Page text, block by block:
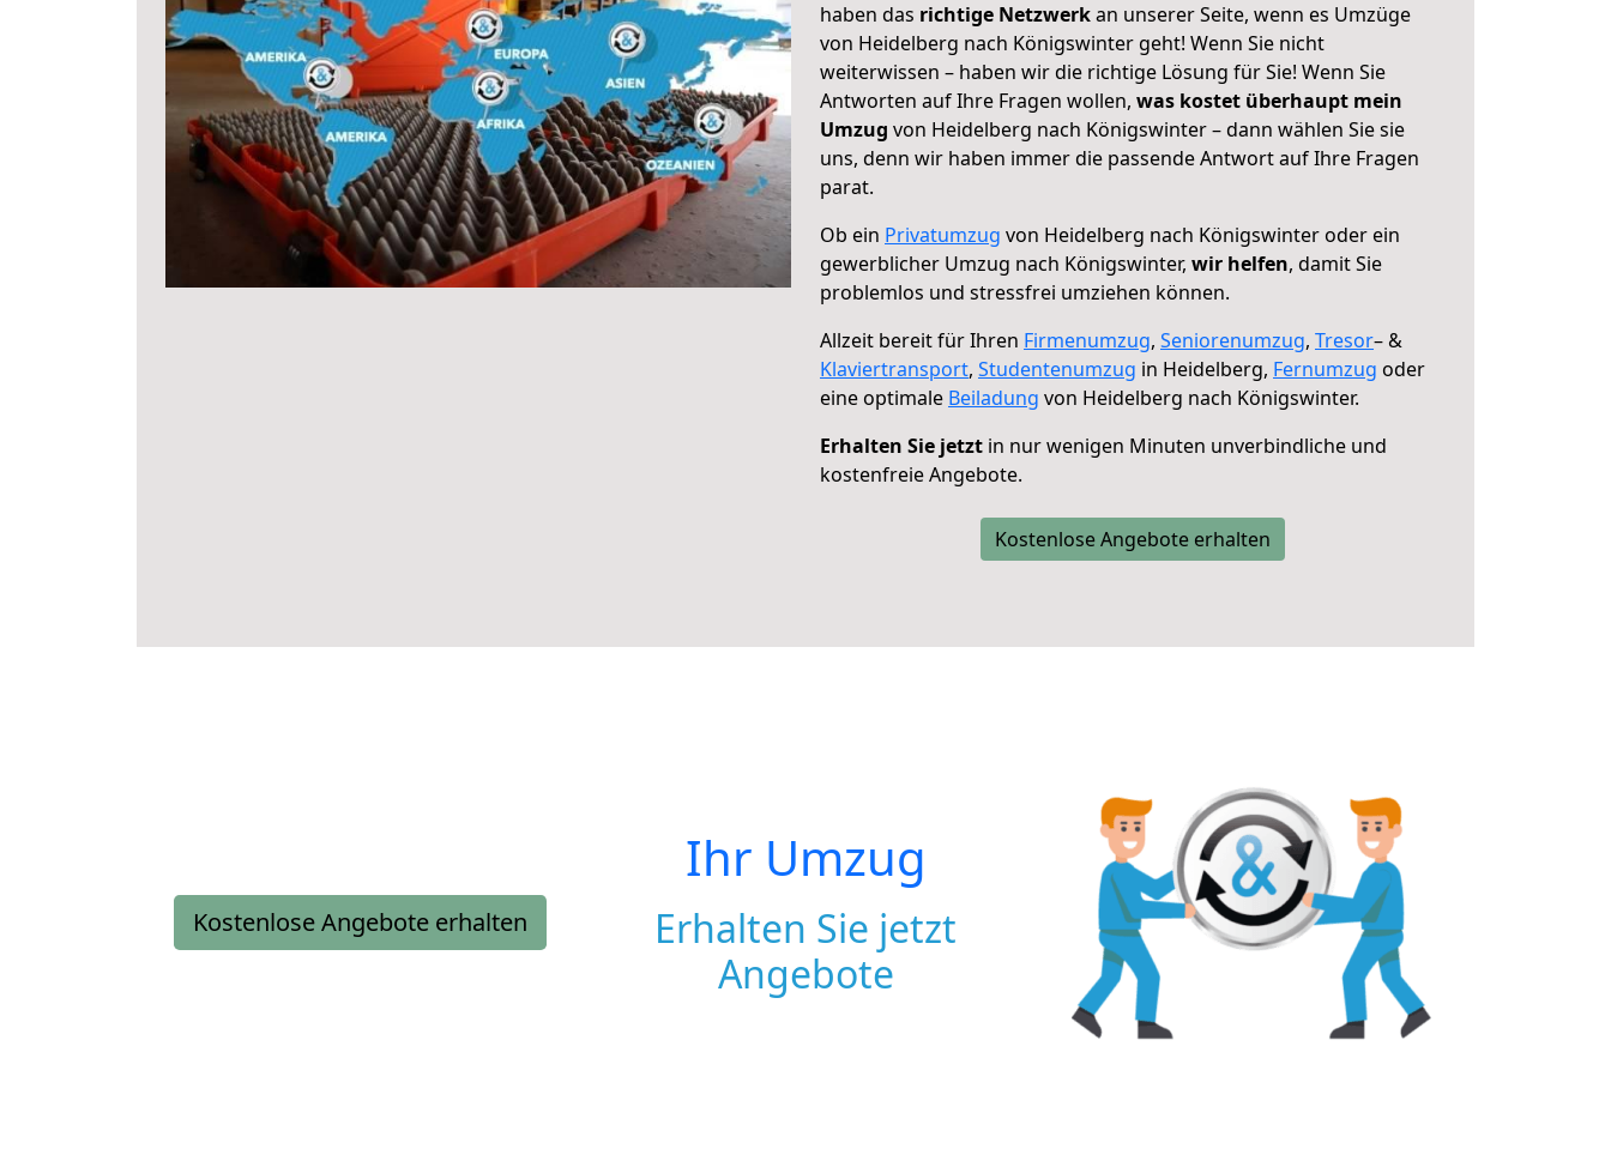
haben das richtige Netzwerkan unserer Seite, wenn es Umzüge
von Heidelberg nach Königswinter geht! Wenn Sie nicht
weiterwissen – haben wir die richtige Lösung für Sie! Wenn Sie
Antworten auf Ihre Fragen wollen, was kostet überhaupt mein
Umzug von Heidelberg nach Königswinter – dann wählen Sie sie
uns, denn wir haben immer die passende Antwort auf Ihre Fragen
parat.
Ob ein Privatumzug von Heidelberg nach Königswinter oder ein
gewerblicher Umzug nach Königswinter, wir helfen, damit Sie
problemlos und stressfrei umziehen können.
Allzeit bereit für Ihren Firmenumzug, Seniorenumzug, Tresor– &
Klaviertransport, Studentenumzug in Heidelberg, Fernumzug oder
eine optimale Beiladung von Heidelberg nach Königswinter.
Erhalten Sie jetzt in nur wenigen Minuten unverbindliche und
kostenfreie Angebote.
Kostenlose Angebote erhalten
Kostenlose Angebote erhalten
Ihr Umzug
Erhalten Sie jetzt
Angebote